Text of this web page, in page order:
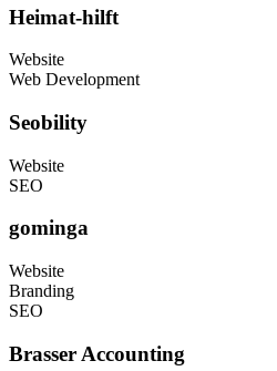
Heimat-hilft
Website
Web Development
Seobility
Website
SEO
gominga
Website
Branding
SEO
Brasser Accounting